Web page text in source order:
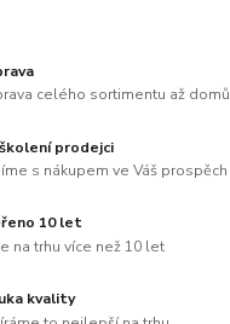
celého sortimentu až domů
prodejci
s nákupem ve Váš prospěch
10 let
na trhu více než 10 let
kvality